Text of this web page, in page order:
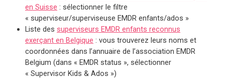
en Suisse : sélectionner le filtre
« superviseur/superviseuse EMDR enfants/ados »
Liste des superviseurs EMDR enfants reconnus
exerçant en Belgique : vous trouverez leurs noms et
coordonnées dans l’annuaire de l’association EMDR
Belgium (dans « EMDR status », sélectionner
« Supervisor Kids & Ados »)